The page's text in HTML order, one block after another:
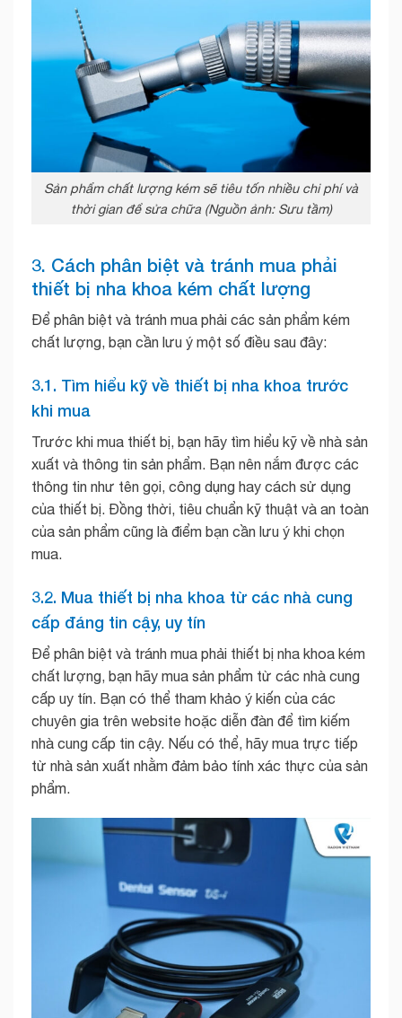
Sản phẩm chất lượng kém sẽ tiêu tốn nhiều chi phí và
thời gian để sửa chữa (Nguồn ảnh: Sưu tầm)
3. Cách phân biệt và tránh mua phải
thiết bị nha khoa kém chất lượng
Để phân biệt và tránh mua phải các sản phẩm kém
chất lượng, bạn cần lưu ý một số điều sau đây:
3.1. Tìm hiểu kỹ về thiết bị nha khoa trước
khi mua
Trước khi mua thiết bị, bạn hãy tìm hiểu kỹ về nhà sản
xuất và thông tin sản phẩm. Bạn nên nắm được các
thông tin như tên gọi, công dụng hay cách sử dụng
của thiết bị. Đồng thời, tiêu chuẩn kỹ thuật và an toàn
của sản phẩm cũng là điểm bạn cần lưu ý khi chọn
mua.
3.2. Mua thiết bị nha khoa từ các nhà cung
cấp đáng tin cậy, uy tín
Để phân biệt và tránh mua phải thiết bị nha khoa kém
chất lượng, bạn hãy mua sản phẩm từ các nhà cung
cấp uy tín. Bạn có thể tham khảo ý kiến của các
chuyên gia trên website hoặc diễn đàn để tìm kiếm
nhà cung cấp tin cậy. Nếu có thể, hãy mua trực tiếp
từ nhà sản xuất nhằm đảm bảo tính xác thực của sản
phẩm.